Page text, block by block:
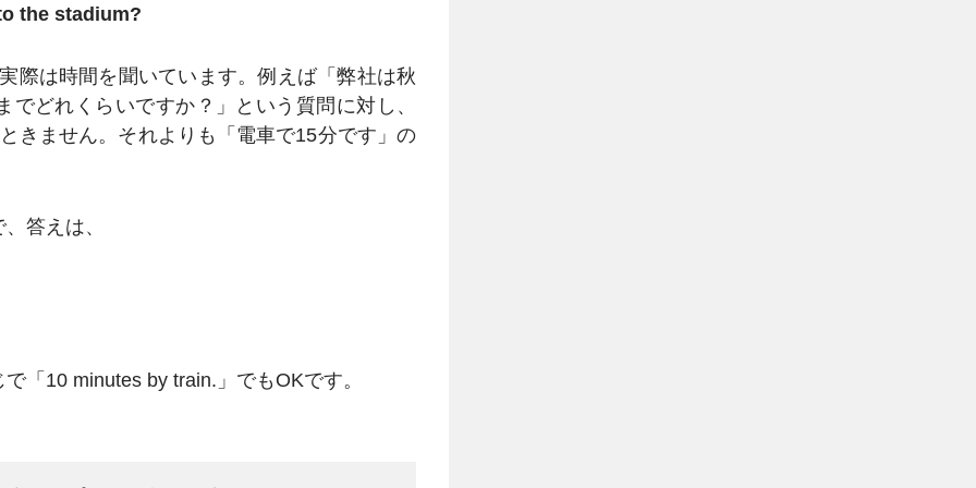
the stadium?
は時間を聞いています。例えば「弊社は秋
どれくらいですか？」という質問に対し、
きません。それよりも「電車で15分です」の
答えは、
10 minutes by train.」でもOKです。